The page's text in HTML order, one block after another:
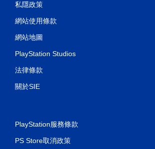
私隱政策
網站使用條款
網站地圖
PlayStation Studios
法律條款
關於SIE
PlayStation服務條款
PS Store取消政策